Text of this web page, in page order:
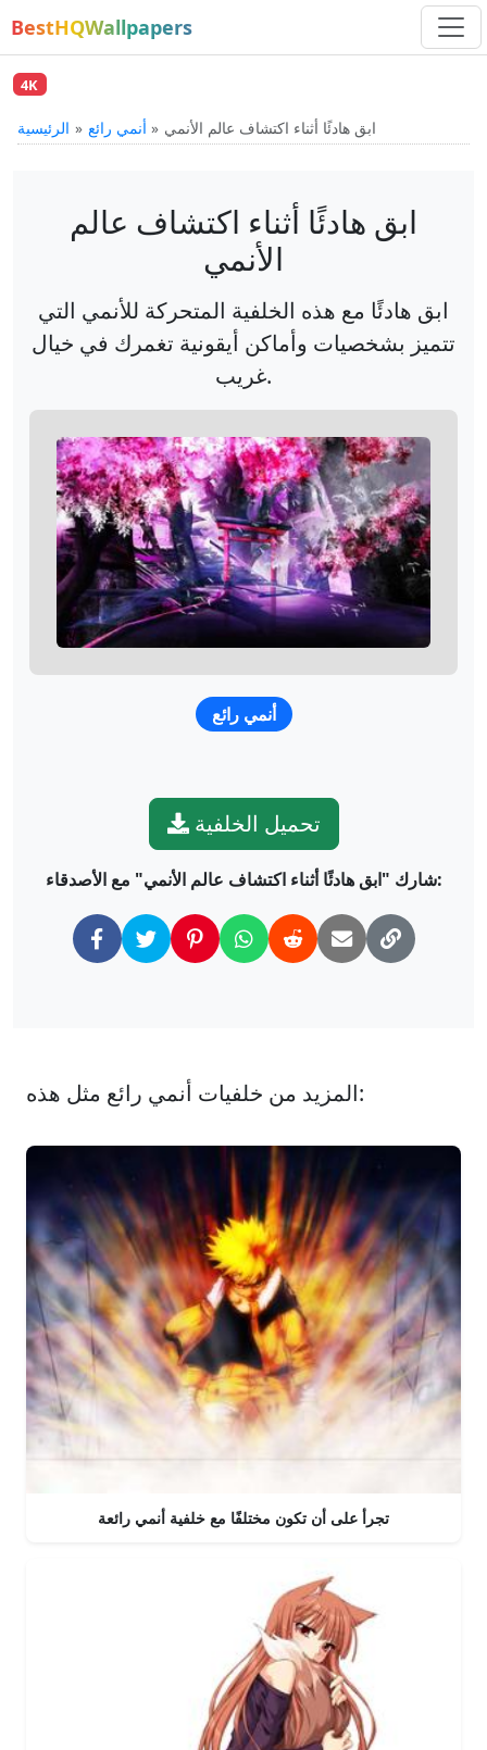
BestHQWallpapers
4K
الرئيسية أنمي رائع ابق هادئًا أثناء اكتشاف عالم الأنمي
ابق هادئًا أثناء اكتشاف عالم
الأنمي
ابق هادئًا مع هذه الخلفية المتحركة للأنمي التي
تتميز بشخصيات وأماكن أيقونية تغمرك في خيال
غريب.
أنمي رائع
تحميل الخلفية
شارك "ابق هادئًا أثناء اكتشاف عالم الأنمي" مع الأصدقاء:
المزيد من خلفيات أنمي رائع مثل هذه:
تجرأ على أن تكون مختلفًا مع خلفية أنمي رائعة